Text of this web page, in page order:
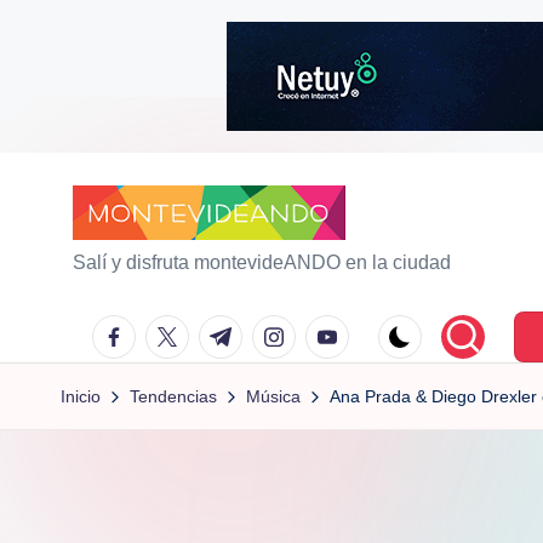
m
n
t
Salí y disfruta montevideANDO en la ciudad
facebook.com
twitter.com
t.me instagram.com
youtube.com
Inicio Tendencias Música Ana Prada & Diego